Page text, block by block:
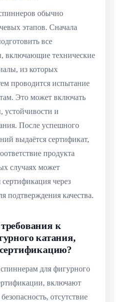
обычно
этапов. Сначала
все
включающие технические
из которых
проводится испытание
Это может включать
устойчивости и
После успешного
выдаётся сертификат,
продукта
случаях может
через
подтверждения качества.
к
катания,
для фигурного
включают
отсутствие